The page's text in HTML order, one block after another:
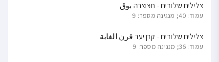
צלילים שלובים - חצוצרה بوق
עמוד: 40; מנגינה מספר: 9
צלילים שלובים - קרן יער قرن الغابة
עמוד: 36; מנגינה מספר: 9